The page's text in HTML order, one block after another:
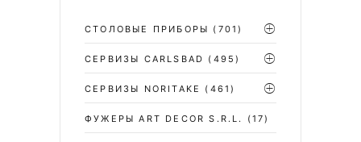
СТОЛОВЫЕ ПРИБОРЫ (701)
CЕРВИЗЫ CARLSBAD (495)
СЕРВИЗЫ NORITAKE (461)
ФУЖЕРЫ ART DECOR S.R.L. (17)